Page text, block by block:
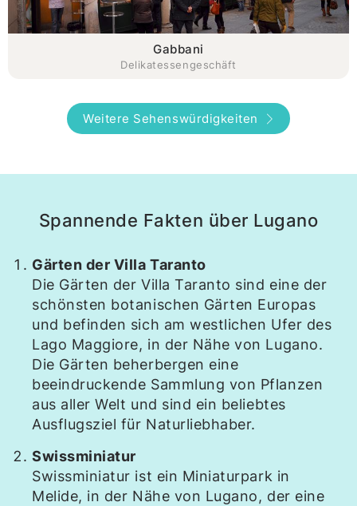
Gabbani
Delikatessengeschäft
Weitere Sehenswürdigkeiten
Spannende Fakten über Lugano
Gärten der Villa Taranto
Die Gärten der Villa Taranto sind eine der
schönsten botanischen Gärten Europas
und befinden sich am westlichen Ufer des
Lago Maggiore, in der Nähe von Lugano.
Die Gärten beherbergen eine
beeindruckende Sammlung von Pflanzen
aus aller Welt und sind ein beliebtes
Ausflugsziel für Naturliebhaber.
Swissminiatur
Swissminiatur ist ein Miniaturpark in
Melide, in der Nähe von Lugano, der eine